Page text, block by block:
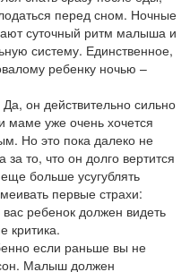
перед сном. Ночные
суточный ритм малыша и
систему. Единственное,
ребенку ночью –
он действительно сильно
маме уже очень хочется
Но это пока далеко не
то, что он долго вертится
больше усугублять
первые страхи:
ребенок должен видеть
критика.
если раньше вы не
Малыш должен